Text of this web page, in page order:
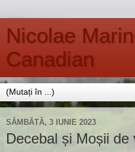
Nicolae
Canadian
SÂMBĂTĂ, 3 IUNIE 2023
Decebal și Moșii de